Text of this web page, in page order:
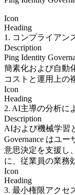
Icon
Heading
1. コンプライアン
Description
Ping Identity
簡素化および自動
コストと運用上の
Icon
Heading
2. AI主導の分析に
Description
AIおよび機械学習
Governance はユ
意思決定を支援し
に、従業員の業務
Icon
Heading
3. 最小権限アクセ